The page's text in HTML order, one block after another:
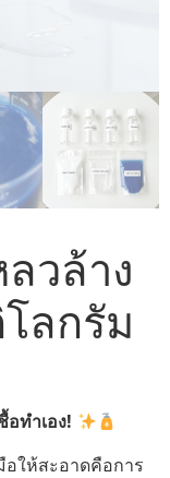
วล้าง
ลกรัม
ทำเอง!
ให้สะอาดคือการ